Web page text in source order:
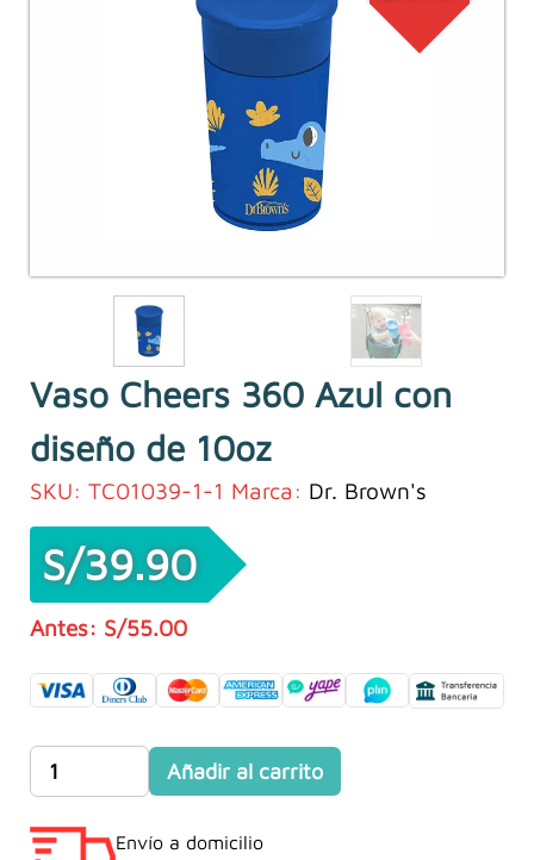
Vaso Cheers 360 Azul con
diseño de 10oz
SKU: TC01039-1-1 Marca: Dr. Brown's
S/55.00
precio
original
era:
S/55.00.
S/39.90
precio
actual
es:
S/39.90.
Vaso
Cheers
Azul
Añadir al carrito
Envío a domicilio